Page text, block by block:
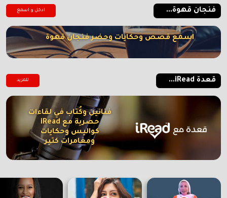
فنجان قهوة... ادخل و اسمع
اسمع قصص وحكايات وحضر فنجان قهوة
قعدة iRead... للمزيد
فنانين وكُتاب في لقاءات
حصرية مع iRead
كواليس وحكايات
ومغامرات كتير